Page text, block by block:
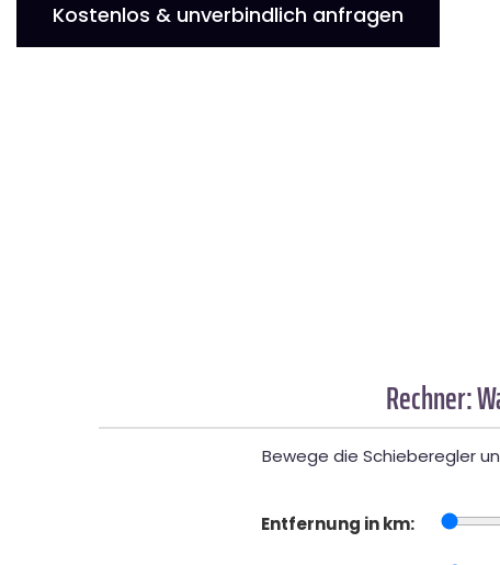
Kostenlos & unverbindlich anfragen
Rechner:
Bewege die Schieberegler
Entfernung in km: